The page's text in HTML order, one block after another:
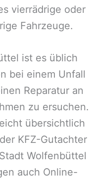
vierrädrige oder
Fahrzeuge.
ist es üblich
bei einem Unfall
Reparatur an
zu ersuchen.
übersichtlich
KFZ-Gutachter
Wolfenbüttel
auch Online-